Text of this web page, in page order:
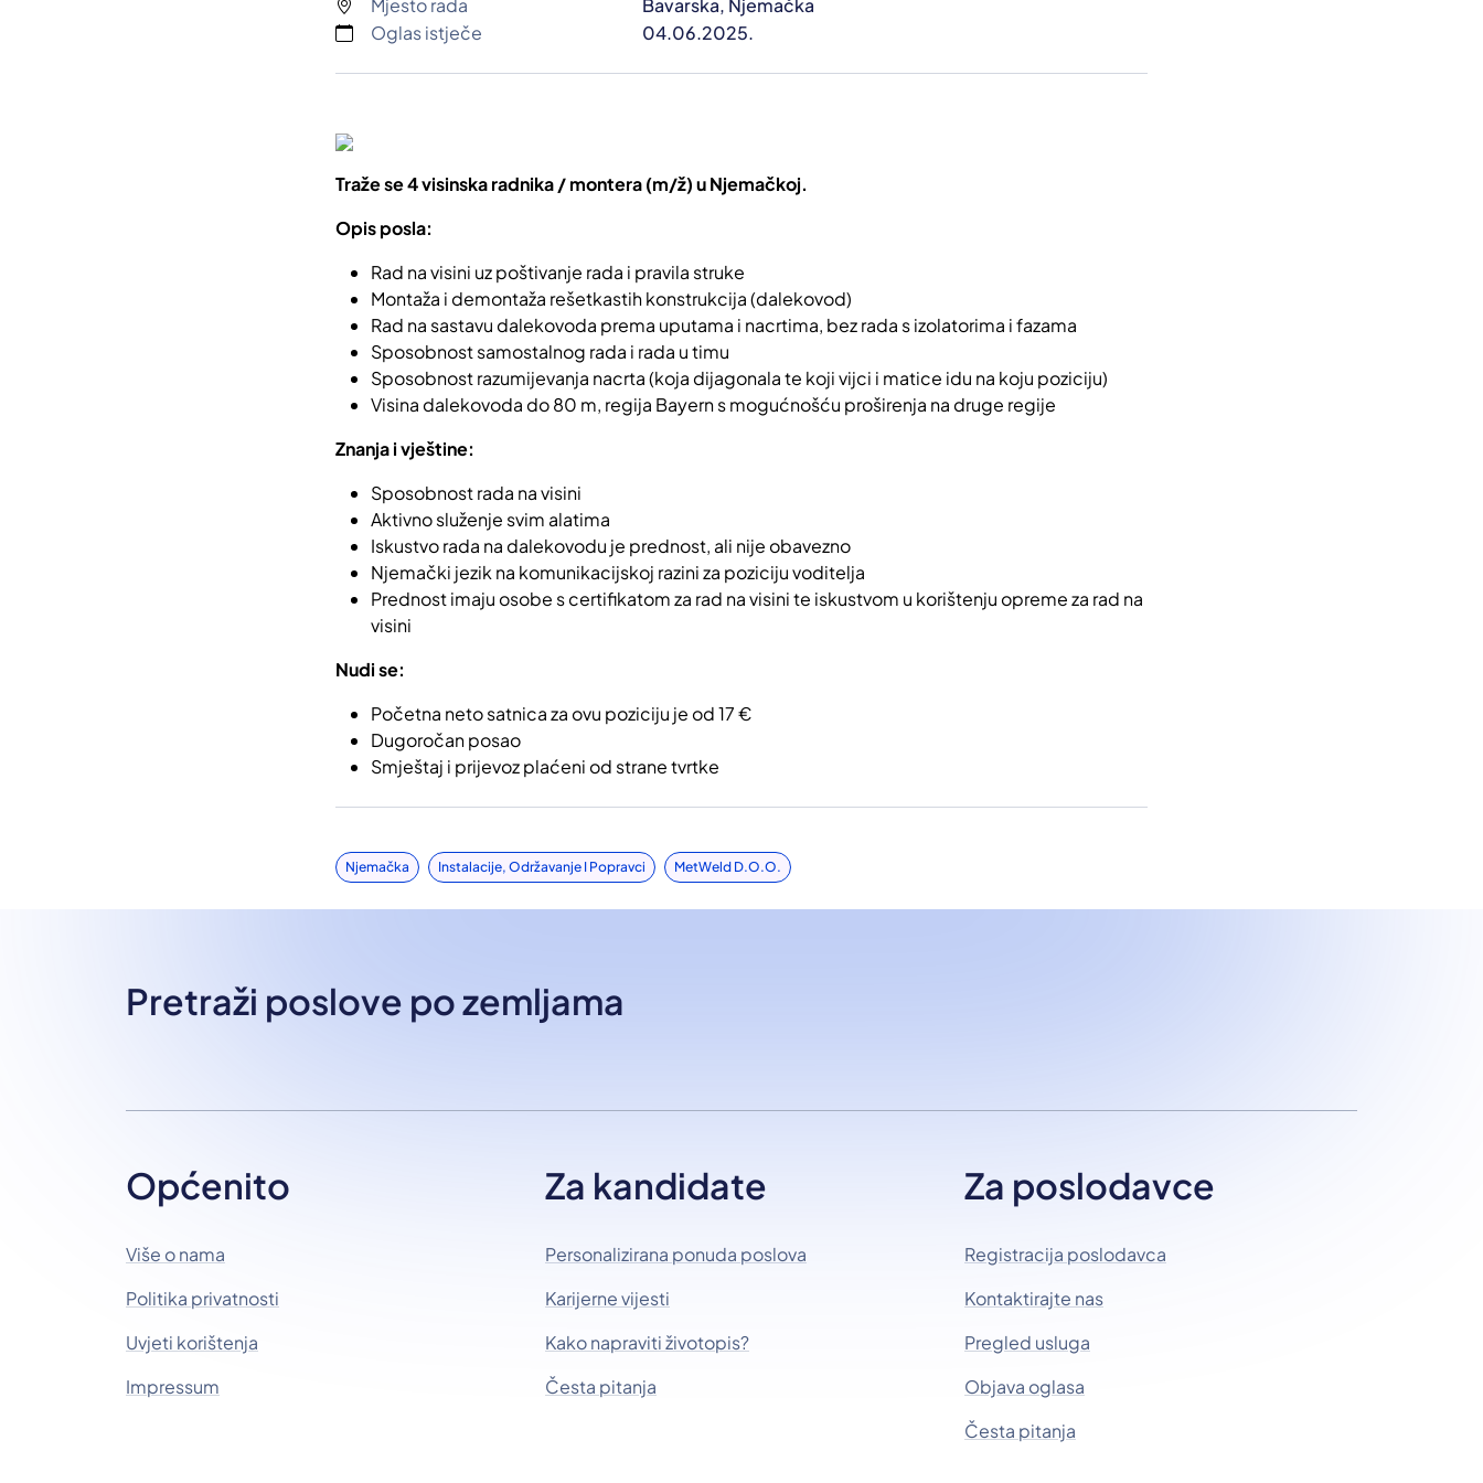
Mjesto rada
Bavarska, Njemačka
Oglas istječe
04.06.2025.
Traže se 4 visinska radnika / montera (m/ž) u Njemačkoj.
Opis posla:
Rad na visini uz poštivanje rada i pravila struke
Montaža i demontaža rešetkastih konstrukcija (dalekovod)
Rad na sastavu dalekovoda prema uputama i nacrtima, bez rada s izolatorima i fazama
Sposobnost samostalnog rada i rada u timu
Sposobnost razumijevanja nacrta (koja dijagonala te koji vijci i matice idu na koju poziciju)
Visina dalekovoda do 80 m, regija Bayern s mogućnošću proširenja na druge regije
Znanja i vještine:
Sposobnost rada na visini
Aktivno služenje svim alatima
Iskustvo rada na dalekovodu je prednost, ali nije obavezno
Njemački jezik na komunikacijskoj razini za poziciju voditelja
Prednost imaju osobe s certifikatom za rad na visini te iskustvom u korištenju opreme za rad na
visini
Nudi se:
Početna neto satnica za ovu poziciju je od 17 €
Dugoročan posao
Smještaj i prijevoz plaćeni od strane tvrtke
Njemačka Instalacije, Održavanje I Popravci MetWeld D.o.o.
Pretraži poslove po zemljama
Općenito
Više o nama
Politika privatnosti
Uvjeti korištenja
Impressum
Za kandidate
Personalizirana ponuda poslova
Karijerne vijesti
Kako napraviti životopis?
Česta pitanja
Za poslodavce
Registracija poslodavca
Kontaktirajte nas
Pregled usluga
Objava oglasa
Česta pitanja